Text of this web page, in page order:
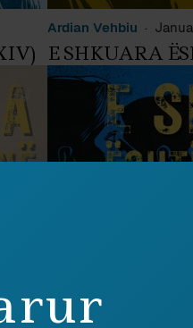
Ardian Vehbiu
E SHKUARA
Ardian Vehbiu